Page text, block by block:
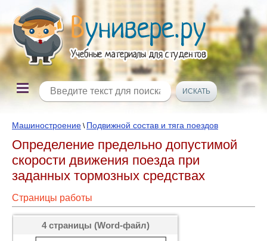
Машиностроение \ Подвижной состав и тяга поездов
Определение предельно допустимой
скорости движения поезда при
заданных тормозных средствах
Страницы работы
4 страницы (Word-файл)